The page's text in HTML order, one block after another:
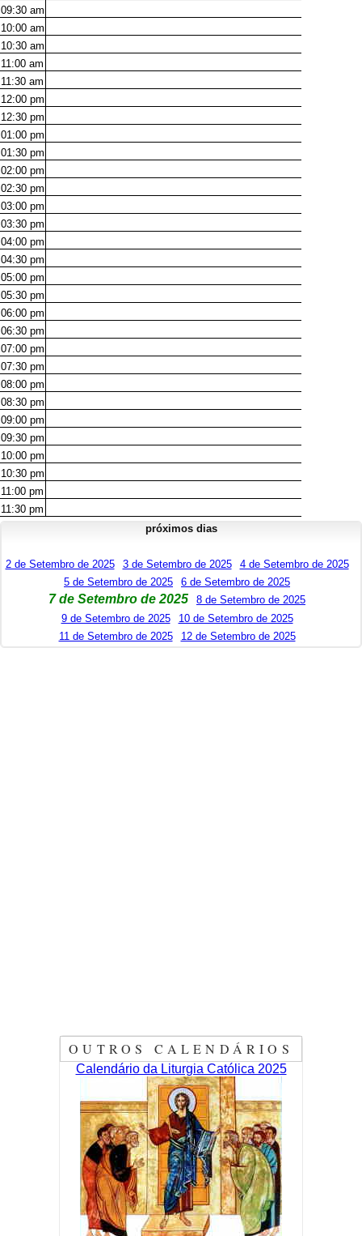
09:30 am
10:00 am
10:30 am
11:00 am
11:30 am
12:00 pm
12:30 pm
01:00 pm
01:30 pm
02:00 pm
02:30 pm
03:00 pm
03:30 pm
04:00 pm
04:30 pm
05:00 pm
05:30 pm
06:00 pm
06:30 pm
07:00 pm
07:30 pm
08:00 pm
08:30 pm
09:00 pm
09:30 pm
10:00 pm
10:30 pm
11:00 pm
11:30 pm
próximos dias
2 de Setembro de 2025 3 de Setembro de 2025
4 de Setembro de 2025
5 de Setembro de 2025
6 de Setembro de 2025
7 de Setembro de 2025
8 de Setembro de 2025
9 de Setembro de 2025
10 de Setembro de 2025
11 de Setembro de 2025
12 de Setembro de 2025
OUTROS CALENDÁRIOS
Calendário da Liturgia Católica 2025